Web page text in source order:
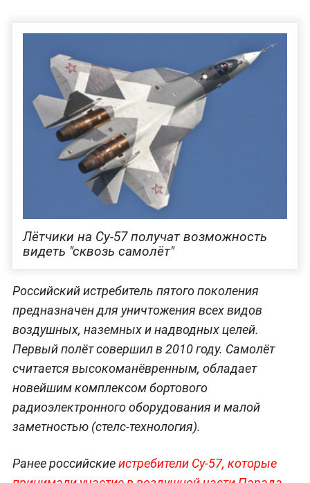
Лётчики на Су-57 получат возможность
видеть "сквозь самолёт"
Российский истребитель пятого поколения
предназначен для уничтожения всех видов
воздушных, наземных и надводных целей.
Первый полёт совершил в 2010 году. Самолёт
считается высокоманёвренным, обладает
новейшим комплексом бортового
радиоэлектронного оборудования и малой
заметностью (стелс-технология).
Ранее российскиеистребители Су-57, которые